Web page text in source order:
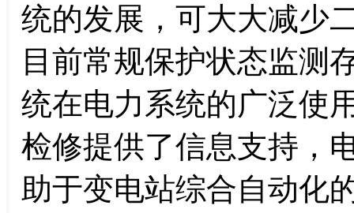
统的发展，可大大减少
目前常规保护状态监测
统在电力系统的广泛使
检修提供了信息支持，
助于变电站综合自动化